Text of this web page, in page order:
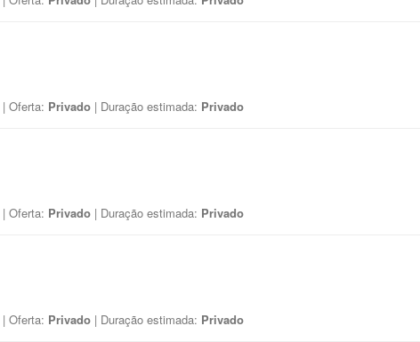
| Oferta: Privado | Duração estimada: Privado
| Oferta: Privado | Duração estimada: Privado
| Oferta: Privado | Duração estimada: Privado